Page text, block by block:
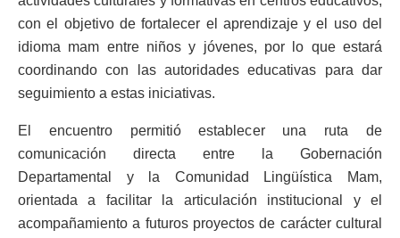
con el objetivo de fortalecer el aprendizaje y el uso del
idioma mam entre niños y jóvenes, por lo que estará
coordinando con las autoridades educativas para dar
seguimiento a estas iniciativas.
El encuentro permitió establecer una ruta de
comunicación directa entre la Gobernación
Departamental y la Comunidad Lingüística Mam,
orientada a facilitar la articulación institucional y el
acompañamiento a futuros proyectos de carácter cultural